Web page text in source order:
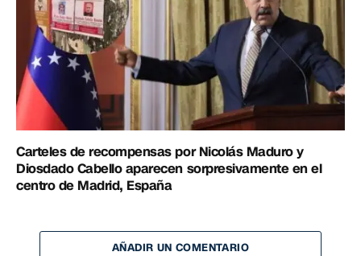
Carteles de recompensas por Nicolás Maduro y
Diosdado Cabello aparecen sorpresivamente en el
centro de Madrid, España
AÑADIR UN COMENTARIO